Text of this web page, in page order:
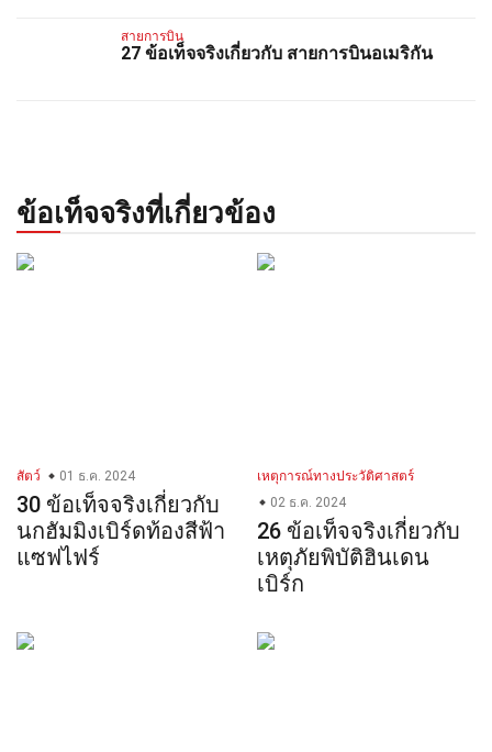
สายการบิน
27 ข้อเท็จจริงเกี่ยวกับ สายการบินอเมริกัน
ข้อเท็จจริงที่เกี่ยวข้อง
สัตว์ 01 ธ.ค. 2024
30 ข้อเท็จจริงเกี่ยวกับ
นกฮัมมิงเบิร์ดท้องสีฟ้า
แซฟไฟร์
เหตุการณ์ทางประวัติศาสตร์
02 ธ.ค. 2024
26 ข้อเท็จจริงเกี่ยวกับ
เหตุภัยพิบัติฮินเดน
เบิร์ก